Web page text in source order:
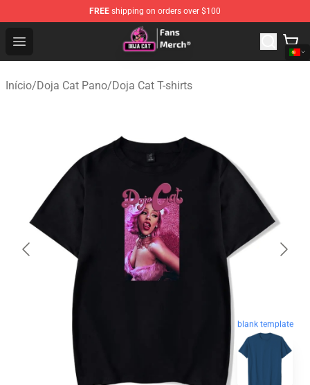
FREE shipping on orders over $100
Open menu
Doja Cat Store - Official Doja Cat Merchandise Shop
Início/Doja Cat Pano/Doja Cat T-shirts
blank template